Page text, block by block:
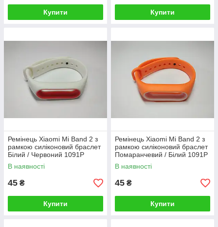
Купити Купити
Ремінець Xiaomi Mi Band 2 з
рамкою силіконовий браслет
Білий / Червоний 1091P
В наявності
45 ₴
Купити
Ремінець Xiaomi Mi Band 2 з
рамкою силіконовий браслет
Помаранчевий / Білий 1091P
В наявності
45 ₴
Купити